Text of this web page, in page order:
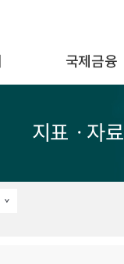
국제금융
지표ㆍ자료